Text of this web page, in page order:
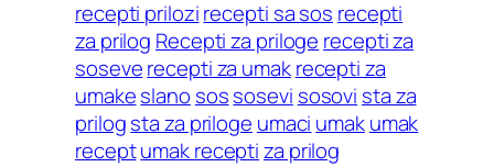
recepti prilozirecepti sa sos recepti
za prilog Recepti za priloge recepti za
soseverecepti za umakrecepti za
umakeslano sossosevi sosovi sta za
prilogsta za priloge umaci umakumak
receptumak receptiza prilog